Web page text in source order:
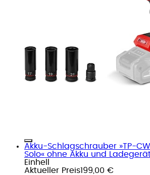
Akku-Schlagschrauber »TP-
Solo« ohne Akku und
Einhell
Aktueller Preis199,00 €